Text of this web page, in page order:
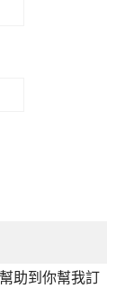
助到你幫我訂